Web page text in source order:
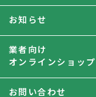
お知らせ
業者向け
オンラインショップ
お問い合わせ